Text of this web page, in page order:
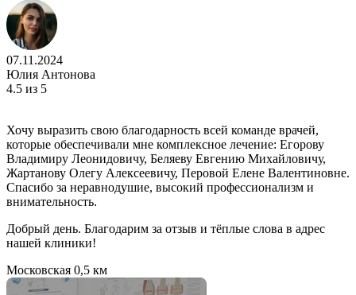
07.11.2024
Юлия Антонова
4.5 из 5
Хочу выразить свою благодарность всей команде врачей,
которые обеспечивали мне комплексное лечение: Егорову
Владимиру Леонидовичу, Беляеву Евгению Михайловичу,
Жартанову Олегу Алексеевичу, Перовой Елене Валентиновне.
Спасибо за неравнодушие, высокий профессионализм и
внимательность.
Добрый день. Благодарим за отзыв и тёплые слова в адрес
нашей клиники!
Московская 0,5 км